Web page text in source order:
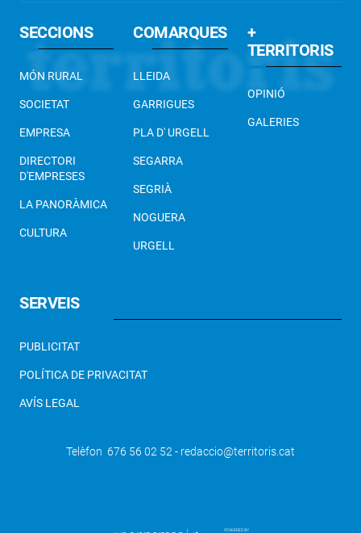
SECCIONS
MÓN RURAL
SOCIETAT
EMPRESA
DIRECTORI
D'EMPRESES
LA PANORÀMICA
CULTURA
COMARQUES
LLEIDA
GARRIGUES
PLA D' URGELL
SEGARRA
SEGRIÀ
NOGUERA
URGELL
+
TERRITORIS
OPINIÓ
GALERIES
SERVEIS
PUBLICITAT
POLÍTICA DE PRIVACITAT
AVÍS LEGAL
Telèfon 676 56 02 52 - redaccio@territoris.cat